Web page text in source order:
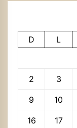
D L
2 3
9 10
16 17